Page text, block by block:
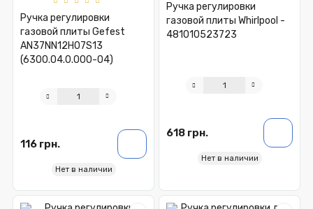
Ручка регулировки
газовой плиты Gefest
AN37NN12H07S13
(6300.04.0.000-04)
116 грн.
Нет в наличии
Ручка регулировки
газовой плиты Whirlpool -
481010523723
618 грн.
Нет в наличии